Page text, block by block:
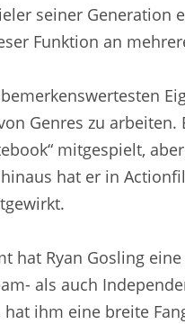
seiner Generation
Funktion an
Genres zu arbeiten.
mitgespielt,
hat er in
hat Ryan Gosling
als auch
hat ihm eine breite